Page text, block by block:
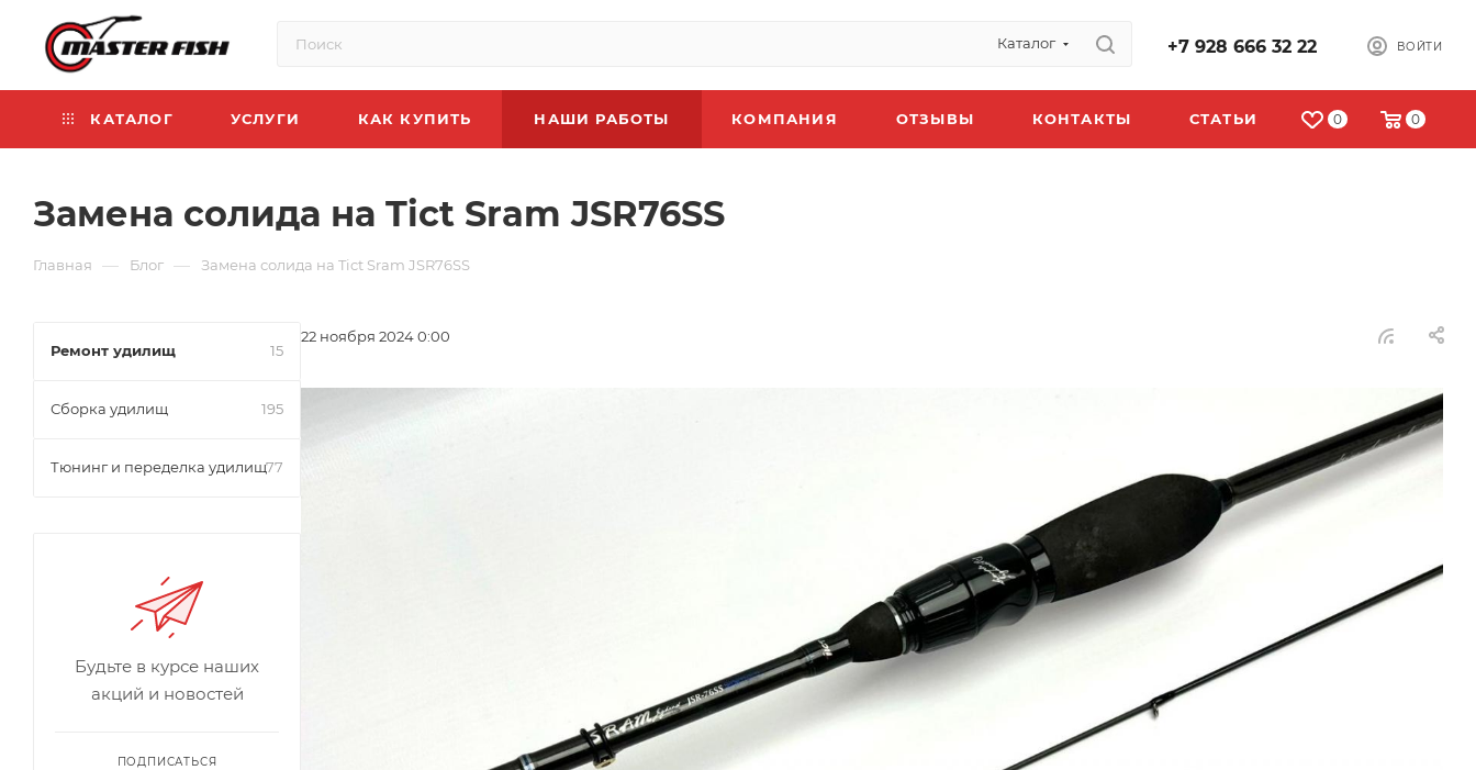
Каталог +7 928 666 32 22 ВОЙТИ
0 0
КАТАЛОГ УСЛУГИ КАК КУПИТЬ НАШИ РАБОТЫ КОМПАНИЯ ОТЗЫВЫ КОНТАКТЫ СТАТЬИ
Замена солида на Tict Sram JSR76SS
Главная — Блог — Замена солида на Tict Sram JSR76SS
22 ноября 2024 0:00
Ремонт удилищ 15
Сборка удилищ 195
Тюнинг и переделка удилищ77
Будьте в курсе наших
акций и новостей
ПОДПИСАТЬСЯ